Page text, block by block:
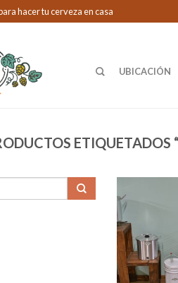
hacer tu cerveza en casa
UBICACIÓN
ETIQUETADOS